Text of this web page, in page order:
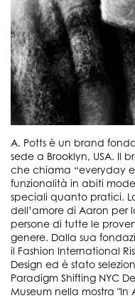
A. Potts è un brand
sede a Brooklyn, USA. Il
che chiama “everyday
funzionalità in abiti
speciali quanto pratici.
dell’amore di Aaron per
persone di tutte le
genere. Dalla sua
il Fashion International
Design ed è stato
Paradigm Shifting NYC
Museum nella mostra "In